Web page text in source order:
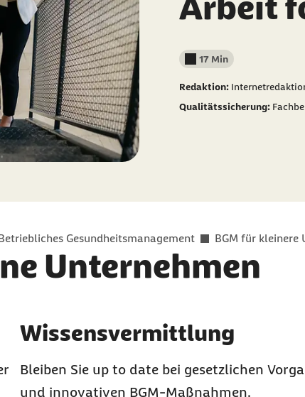
Lesedauer weniger als
17 Min
Redaktion:
Qualitätssicherung:
Gesundheitsmanagement BGM für kleinere
Unternehmen
Element 2 von 3
Wissensvermittlung
Bleiben Sie up to date bei gesetzlichen
und innovativen BGM-Maßnahmen.